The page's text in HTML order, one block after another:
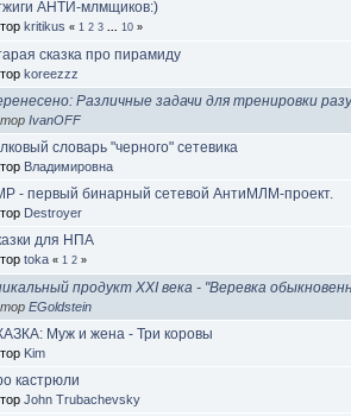
АНТИ-млмщиков:)
kritikus « 1 2 3 10 »
сказка про пирамиду
koreezzz
Различные задачи для тренировки
IvanOFF
словарь "черного" сетевика
Владимировна
- первый бинарный сетевой АнтиМЛМ-проект.
Destroyer
для НПА
toka « 1 2 »
продукт XXI века - "Веревка
EGoldstein
Муж и жена - Три коровы
Kim
кастрюли
John Trubachevsky